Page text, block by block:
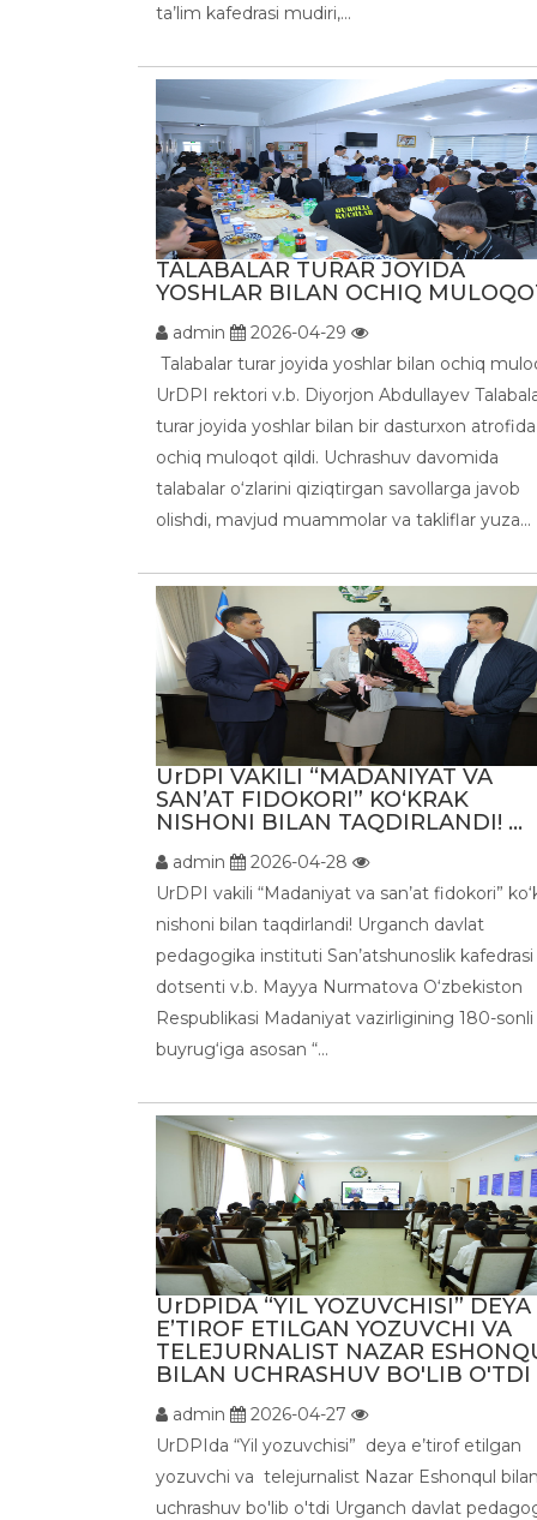
ta’lim kafedrasi mudiri,...
TALABALAR TURAR JOYIDA
YOSHLAR BILAN OCHIQ
admin
2026-04-29
Talabalar turar joyida yoshlar bilan ochiq
UrDPI rektori v.b. Diyorjon Abdullayev
turar joyida yoshlar bilan bir dasturxon atrofida
ochiq muloqot qildi. Uchrashuv davomida
talabalar o‘zlarini qiziqtirgan savollarga javob
olishdi, mavjud muammolar va takliflar yuza...
UrDPI VAKILI “MADANIYAT VA
SAN’AT FIDOKORI” KO‘KRAK
NISHONI BILAN TAQDIRLANDI! ...
admin
2026-04-28
UrDPI vakili “Madaniyat va san’at fidokori”
nishoni bilan taqdirlandi! Urganch davlat
pedagogika instituti San’atshunoslik kafedrasi
dotsenti v.b. Mayya Nurmatova O‘zbekiston
Respublikasi Madaniyat vazirligining 180-sonli
buyrug‘iga asosan “...
UrDPIDA “YIL YOZUVCHISI” DEYA
E’TIROF ETILGAN YOZUVCHI VA
TELEJURNALIST NAZAR
BILAN UCHRASHUV BO'LIB O'TDI
admin
2026-04-27
UrDPIda “Yil yozuvchisi” deya e’tirof etilgan
yozuvchi va telejurnalist Nazar Eshonqul
uchrashuv bo'lib o'tdi Urganch davlat